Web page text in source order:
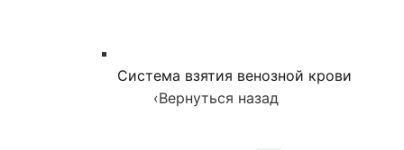
Система взятия венозной крови
‹Вернуться назад